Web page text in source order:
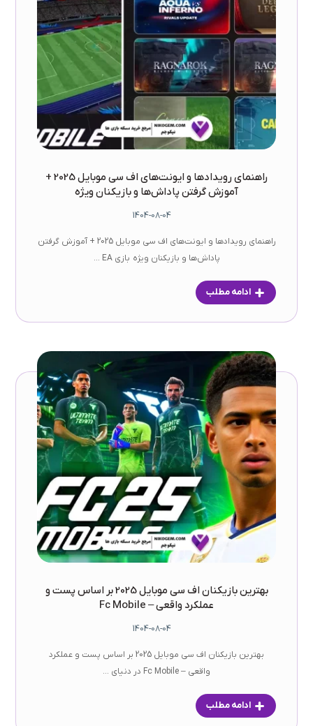
راهنمای رویدادها و ایونت‌های اف سی موبایل 2025 +
آموزش گرفتن پاداش‌ها و بازیکنان ویژه
1404-08-04
راهنمای رویدادها و ایونت‌های اف سی موبایل 2025 + آموزش گرفتن
پاداش‌ها و بازیکنان ویژه بازی EA ...
ادامه مطلب
بهترین بازیکنان اف سی موبایل 2025 بر اساس پست و
عملکرد واقعی – Fc Mobile
1404-08-04
بهترین بازیکنان اف سی موبایل 2025 بر اساس پست و عملکرد
واقعی – Fc Mobile در دنیای ...
ادامه مطلب